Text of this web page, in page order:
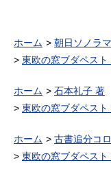
ホーム
朝日ソノラマ
東欧の窓ブダペス
ホーム
石本礼子 著
東欧の窓ブダペス
ホーム
古書追分コ
東欧の窓ブダペス